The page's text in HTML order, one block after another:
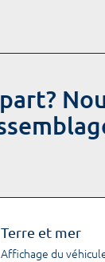
Terre et mer
Affichage du